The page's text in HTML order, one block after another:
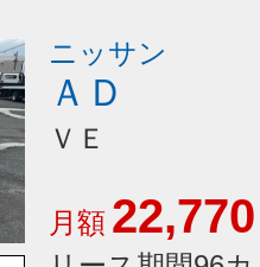
ニッサン
ＡＤ
ＶＥ
月額 22,770